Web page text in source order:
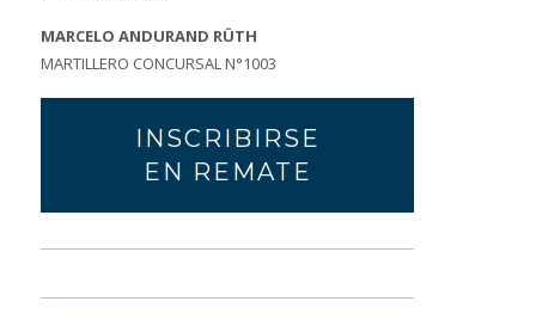
MARCELO ANDURAND RÜTH
MARTILLERO CONCURSAL N°1003
INSCRIBIRSE
EN REMATE